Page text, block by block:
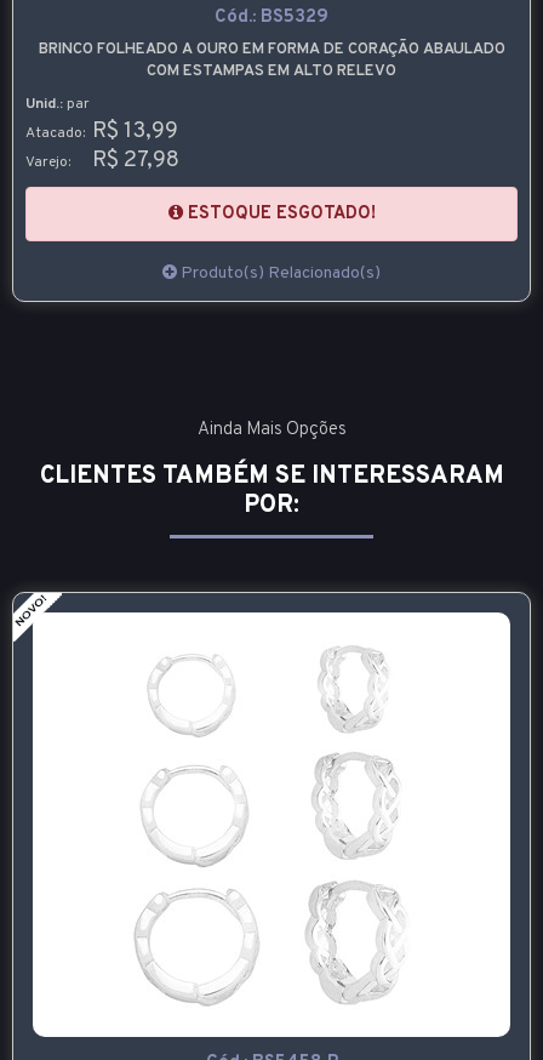
Cód.: BS5329
BRINCO FOLHEADO A OURO EM FORMA DE CORAÇÃO ABAULADO
COM ESTAMPAS EM ALTO RELEVO
Unid.: par
Atacado: R$ 13,99
Varejo: R$ 27,98
ESTOQUE ESGOTADO!
Produto(s) Relacionado(s)
Ainda Mais Opções
CLIENTES TAMBÉM SE INTERESSARAM
POR: